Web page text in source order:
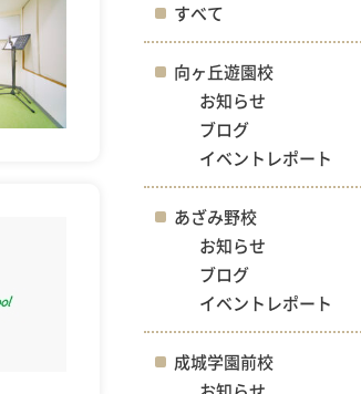
すべて
向ヶ丘遊園校
お知らせ
ブログ
イベントレポート
あざみ野校
お知らせ
ブログ
イベントレポート
成城学園前校